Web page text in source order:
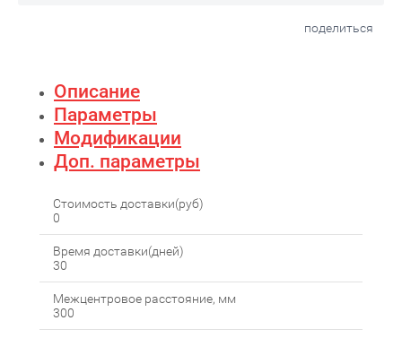
поделиться
Описание
Параметры
Модификации
Доп. параметры
Стоимость доставки(руб)
0
Время доставки(дней)
30
Межцентровое расстояние, мм
300